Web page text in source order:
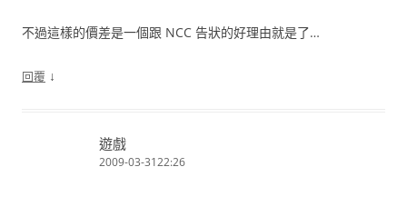
不過這樣的價差是一個跟 NCC 告狀的好理由就是了…
回覆 ↓
遊戲
2009-03-3122:26